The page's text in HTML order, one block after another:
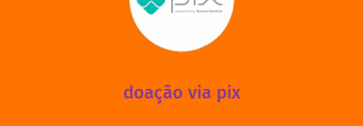
doação via pix
via PIX? Elas também são muito importantes para
mantermos nossas unidades em funcionamento!